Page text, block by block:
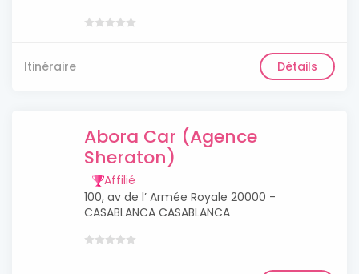
Itinéraire Détails
Abora Car (Agence
Sheraton)
Affilié
100, av de l’ Armée Royale 20000 -
CASABLANCA CASABLANCA